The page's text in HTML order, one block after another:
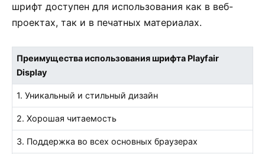
шрифт доступен для использования как в веб-
проектах, так и в печатных материалах.
Преимущества использования шрифта Playfair
Display
1. Уникальный и стильный дизайн
2. Хорошая читаемость
3. Поддержка во всех основных браузерах